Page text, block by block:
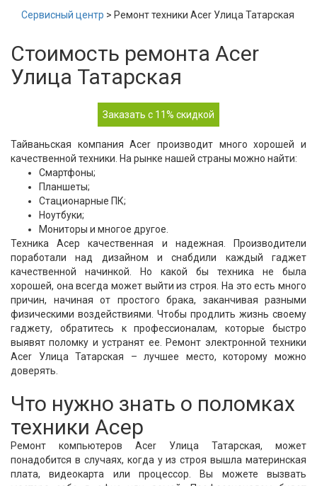
Сервисный центр > Ремонт техники Acer Улица Татарская
Стоимость ремонта Acer
Улица Татарская
Заказать с 11% скидкой
Тайваньская компания Acer производит много хорошей и
качественной техники. На рынке нашей страны можно найти:
Смартфоны;
Планшеты;
Стационарные ПК;
Ноутбуки;
Мониторы и многое другое.
Техника Асер качественная и надежная. Производители
поработали над дизайном и снабдили каждый гаджет
качественной начинкой. Но какой бы техника не была
хорошей, она всегда может выйти из строя. На это есть много
причин, начиная от простого брака, заканчивая разными
физическими воздействиями. Чтобы продлить жизнь своему
гаджету, обратитесь к профессионалам, которые быстро
выявят поломку и устранят ее. Ремонт электронной техники
Acer Улица Татарская – лучшее место, которому можно
доверять.
Что нужно знать о поломках
техники Асер
Ремонт компьютеров Acer Улица Татарская, может
понадобится в случаях, когда у из строя вышла материнская
плата, видеокарта или процессор. Вы можете вызвать